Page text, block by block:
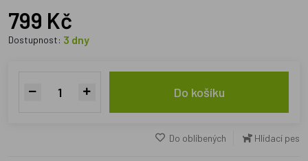
799 Kč
Dostupnost: 3 dny
Do košíku
Do oblíbených Hlídací pes